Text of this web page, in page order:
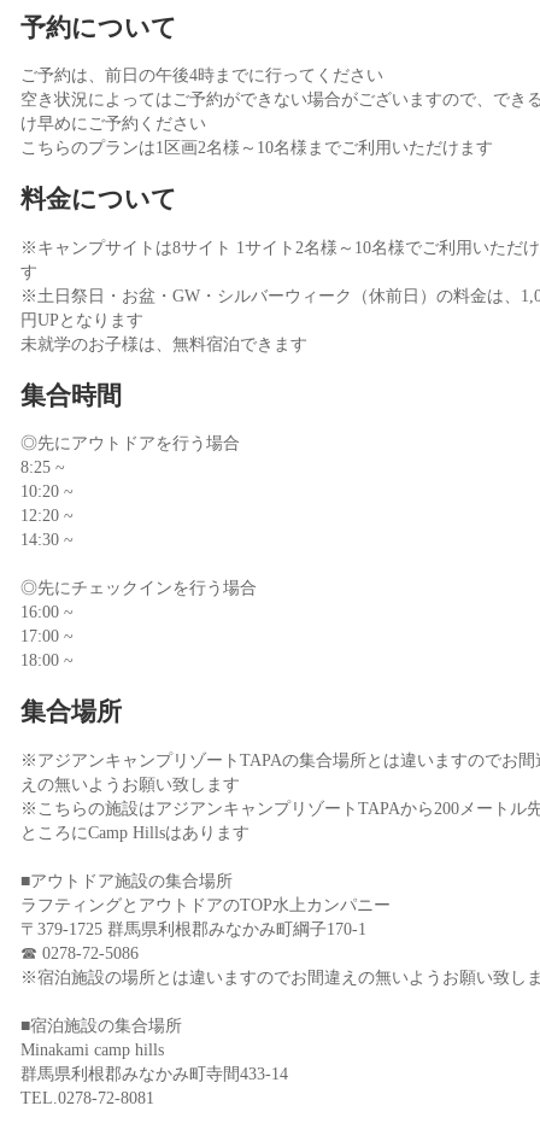
予約について
ご予約は、前日の午後4時までに行ってください
空き状況によってはご予約ができない場合がございますので、でき
け早めにご予約ください
こちらのプランは1区画2名様～10名様までご利用いただけます
料金について
※キャンプサイトは8サイト 1サイト2名様～10名様でご利用いただ
す
※土日祭日・お盆・GW・シルバーウィーク（休前日）の料金は、
円UPとなります
未就学のお子様は、無料宿泊できます
集合時間
◎先にアウトドアを行う場合
8:25 ~
10:20 ~
12:20 ~
14:30 ~
◎先にチェックインを行う場合
16:00 ~
17:00 ~
18:00 ~
集合場所
※アジアンキャンプリゾートTAPAの集合場所とは違いますのでお間
えの無いようお願い致します
※こちらの施設はアジアンキャンプリゾートTAPAから200メートル
ところにCamp Hillsはあります
■アウトドア施設の集合場所
ラフティングとアウトドアのTOP水上カンパニー
〒379-1725 群馬県利根郡みなかみ町綱子170-1
☎ 0278-72-5086
※宿泊施設の場所とは違いますのでお間違えの無いようお願い致し
■宿泊施設の集合場所
Minakami camp hills
群馬県利根郡みなかみ町寺間433-14
TEL.0278-72-8081